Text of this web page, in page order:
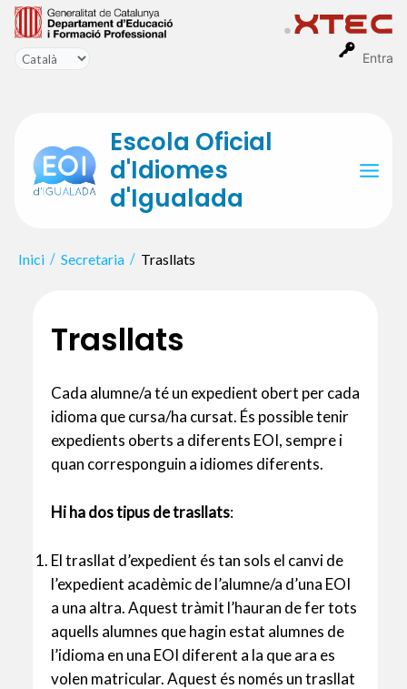
Entra
Vés
contingut
Escola Oficial
d'Idiomes
d'Igualada
Inici Secretaria Trasllats
Trasllats
Cada alumne/a té un expedient obert per cada
idioma que cursa/ha cursat. És possible tenir
expedients oberts a diferents EOI, sempre i
quan corresponguin a idiomes diferents.
Hi ha dos tipus de trasllats:
El trasllat d’expedient és tan sols el canvi de
l’expedient acadèmic de l’alumne/a d’una EOI
a una altra. Aquest tràmit l’hauran de fer tots
aquells alumnes que hagin estat alumnes de
l’idioma en una EOI diferent a la que ara es
volen matricular. Aquest és només un trasllat